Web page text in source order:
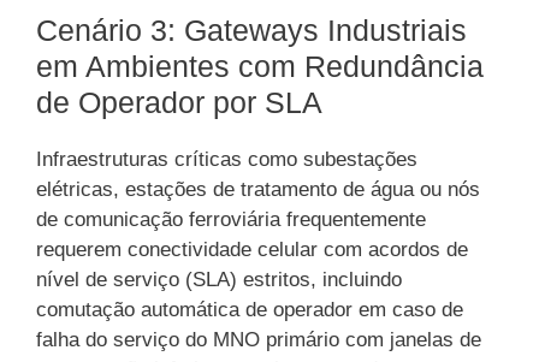
Cenário 3: Gateways Industriais
em Ambientes com Redundância
de Operador por SLA
Infraestruturas críticas como subestações
elétricas, estações de tratamento de água ou nós
de comunicação ferroviária frequentemente
requerem conectividade celular com acordos de
nível de serviço (SLA) estritos, incluindo
comutação automática de operador em caso de
falha do serviço do MNO primário com janelas de